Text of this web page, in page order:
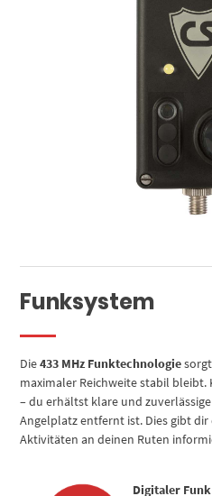
Funksystem
Die433 MHz Funktechnologie
maximaler Reichweite stabil bleibt.
– du erhältst klare und
Angelplatz entfernt ist. Dies gibt
Aktivitäten an deinen Ruten
Digitaler Funk